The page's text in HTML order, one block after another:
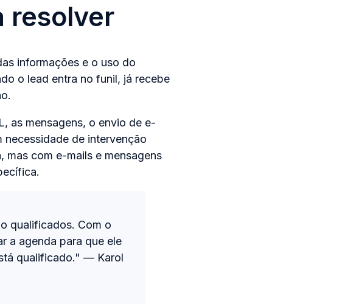
resolver
informações e o uso do
o lead entra no funil, já recebe
as mensagens, o envio de e-
necessidade de intervenção
mas com e-mails e mensagens
qualificados. Com o
a agenda para que ele
qualificado." — Karol